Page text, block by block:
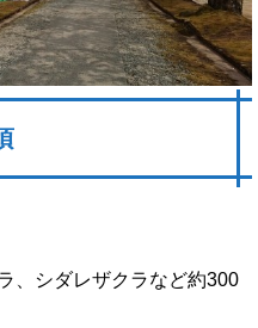
、シダレザクラなど約300